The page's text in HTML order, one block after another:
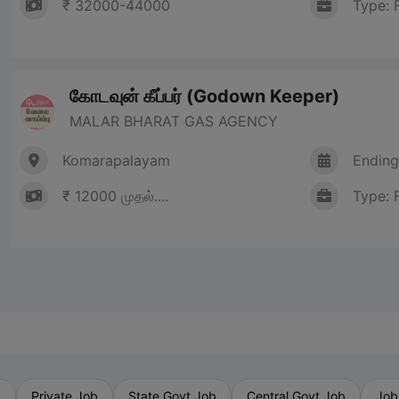
₹ 32000-44000 Type:
கோடவுன் கீப்பர் (Godown Keeper)
MALAR BHARAT GAS AGENCY
Komarapalayam
₹ 12000 முதல்....
Type:
Private Job State Govt Job Central Govt Job